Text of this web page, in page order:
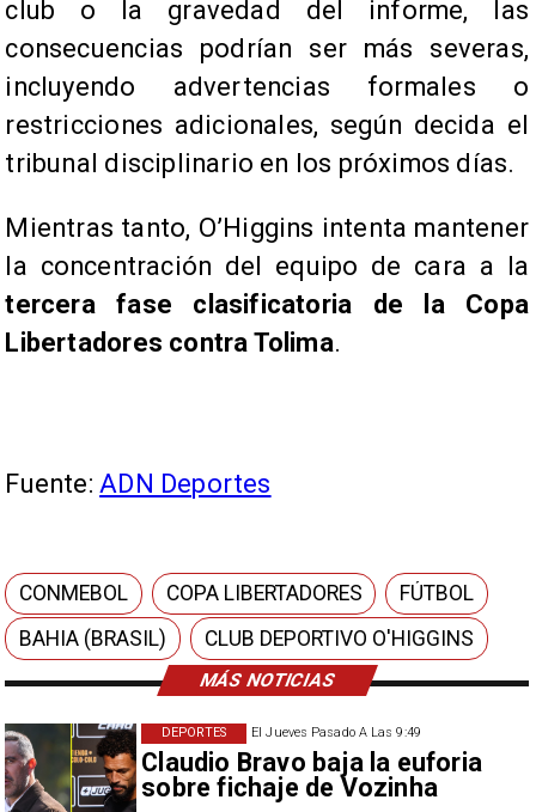
MÁS NOTICIAS
El Jueves Pasado A Las 9:49
Claudio Bravo baja la euforia
sobre fichaje de Vozinha
DEPORTES
club o la gravedad del informe, las
consecuencias podrían ser más severas,
incluyendo advertencias formales o
restricciones adicionales, según decida el
tribunal disciplinario en los próximos días.
Mientras tanto, O’Higgins intenta mantener
la concentración del equipo de cara a la
tercera fase clasificatoria de la Copa
Libertadores contra Tolima.
Fuente:ADN Deportes
CONMEBOL COPA LIBERTADORES
FÚTBOL
BAHIA (BRASIL)
CLUB DEPORTIVO O'HIGGINS